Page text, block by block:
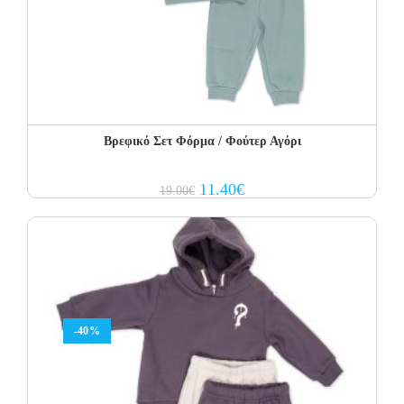
Βρεφικό Σετ Φόρμα / Φούτερ Αγόρι
19.00€ Original
price
19.00€.
11.40€Current
price
-40%